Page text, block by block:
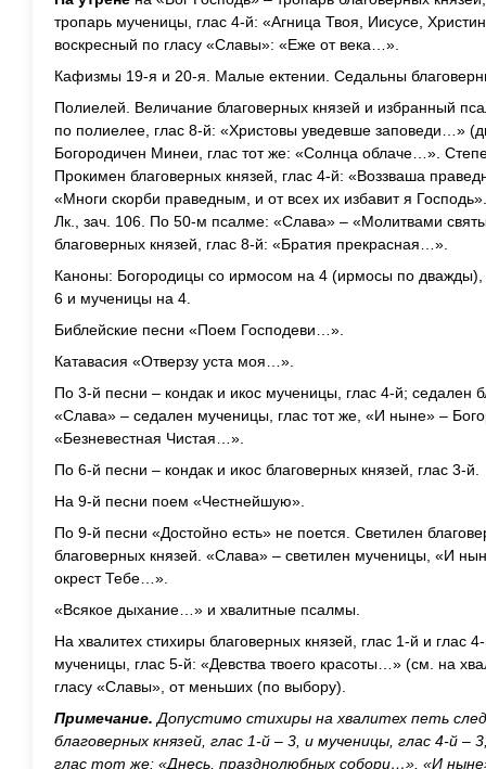
тропарь мученицы, глас 4-й: «Агница Твоя, Иисусе,
воскресный по гласу «Славы»: «Еже от века…».
Кафизмы 19-я и 20-я. Малые ектении. Седальны
Полиелей. Величание благоверных князей и избранный
по полиелее, глас 8-й: «Христовы уведевше заповеди…»
Богородичен Минеи, глас тот же: «Солнца облаче…».
Прокимен благоверных князей, глас 4-й: «Воззваша
«Многи скорби праведным, и от всех их избавит я
Лк., зач. 106. По 50-м псалме: «Слава» – «Молитвами
благоверных князей, глас 8-й: «Братия прекрасная…».
Каноны: Богородицы со ирмосом на 4 (ирмосы по дважды),
6 и мученицы на 4.
Библейские песни «Поем Господеви…».
Катавасия «Отверзу уста моя…».
По 3-й песни – кондак и икос мученицы, глас 4-й; седален
«Слава» – седален мученицы, глас тот же, «И ныне» –
«Безневестная Чистая…».
По 6-й песни – кондак и икос благоверных князей, глас 3-й.
На 9-й песни поем «Честнейшую».
По 9-й песни «Достойно есть» не поется. Светилен
благоверных князей. «Слава» – светилен мученицы, «И
окрест Тебе…».
«Всякое дыхание…» и хвалитные псалмы.
На хвалитех стихиры благоверных князей, глас 1-й и глас
мученицы, глас 5-й: «Девства твоего красоты…» (см. на
гласу «Славы», от меньших (по выбору).
Примечание. Допустимо стихиры на хвалитех петь
благоверных князей, глас 1-й – 3, и мученицы, глас 4-й –
глас тот же: «Днесь, празднолюбных собори…», «И